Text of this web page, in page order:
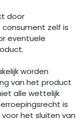
door
zelf is
eventuele
worden
van het product
alle wettelijk
is
het sluiten van